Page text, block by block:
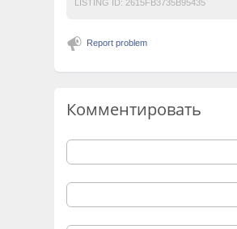
LISTING ID: 2615FB3735B95435
Report problem
Комментировать